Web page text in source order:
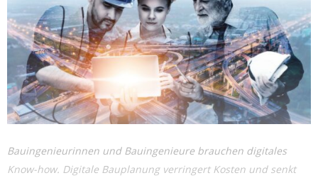
Bauingenieurinnen und Bauingenieure brauchen digitales
Know-how. Digitale Bauplanung verringert Kosten und senkt